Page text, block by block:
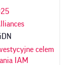
celem
IAM